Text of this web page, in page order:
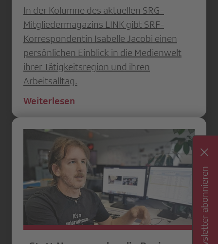
In der Kolumne des aktuellen SRG-
Mitgliedermagazins LINK gibt SRF-
Korrespondentin Isabelle Jacobi einen
persönlichen Einblick in die Medienwelt
ihrer Tätigkeitsregion und ihren
Arbeitsalltag.
Weiterlesen
Newsletter abonnieren